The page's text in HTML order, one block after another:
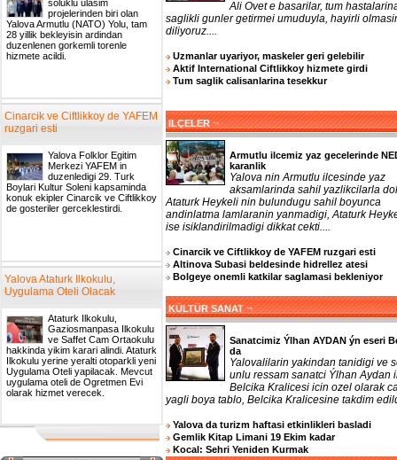
soluklu ulasim
projelerinden biri olan
Yalova Armutlu (NATO) Yolu, tam
28 yillik bekleyisin ardindan
duzenlenen gorkemli torenle
hizmete acildi.
Cinarcik ve Ciftlikkoy de YAFEM
ruzgari esti
Yalova Folklor Egitim
Merkezi YAFEM in
duzenledigi 29. Turk
Boylari Kultur Soleni kapsaminda
konuk ekipler Cinarcik ve Ciftlikkoy
de gosteriler gerceklestirdi.
Yalova Ataturk Ilkokulu,
Uygulama Oteli Olacak
Ataturk Ilkokulu,
Gaziosmanpasa Ilkokulu
ve Saffet Cam Ortaokulu
hakkinda yikim karari alindi. Ataturk
Ilkokulu yerine yeralti otoparkli yeni
Uygulama Oteli yapilacak. Mevcut
uygulama oteli de Ogretmen Evi
olarak hizmet verecek.
Ali Ovet e basarilar, tum
saglikli gunler getirmei umuduyla, hayirli
diliyoruz....
Uzmanlar uyariyor, maskeler geri gelebilir
Aktif International Ciftlikkoy hizmete girdi
Tum saglik calisanlarina tesekkur
ILÇELER ¬
Armutlu ilcemiz yaz gecelerinde
karanlik
Yalova nin Armutlu ilcesinde yaz
aksamlarinda sahil yazlikcilarla
Ataturk Heykeli nin bulundugu sahil boyunca
andinlatma lamlaranin yanmadigi, Ataturk
ise isiklandirilmadigi dikkat cekti....
Cinarcik ve Ciftlikkoy de YAFEM ruzgari esti
Altinova Subasi beldesinde hidrellez atesi
Bolgeye onemli katkilar saglamasi bekleniyor
KÜLTÜR SANAT ¬
Sanatcimiz Ýlhan AYDAN ýn eseri
da
Yalovalilarin yakindan tanidigi ve
unlu ressam sanatci Ýlhan Aydan
Belcika Kralicesi icin ozel olarak
yagli boya tablo, Belcika Kralicesine takdim
Yalova da turizm haftasi etkinlikleri basladi
Gemlik Kitap Limani 19 Ekim kadar
Kocal: Sehri Yeniden Kurmak